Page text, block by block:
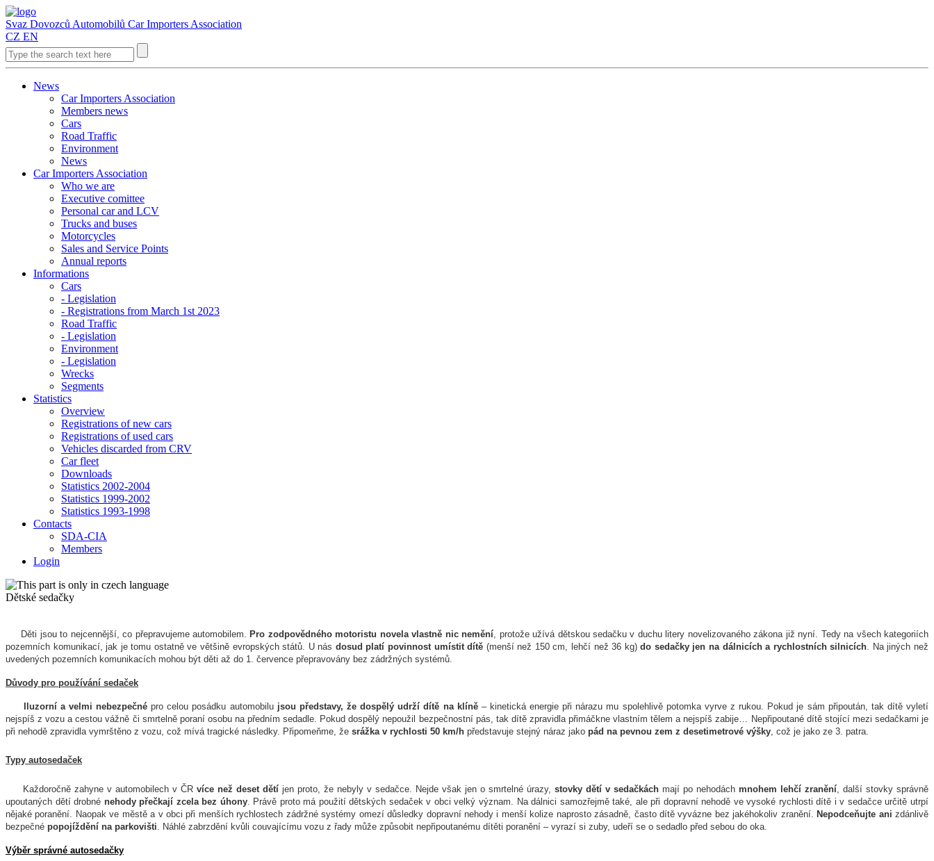
Svaz Dovozců Automobilů Car Importers Association
CZ EN
News
Car Importers Association
Members news
Cars
Road Traffic
Environment
News
Car Importers Association
Who we are
Executive comittee
Personal car and LCV
Trucks and buses
Motorcycles
Sales and Service Points
Annual reports
Informations
Cars
- Legislation
- Registrations from March 1st 2023
Road Traffic
- Legislation
Environment
- Legislation
Wrecks
Segments
Statistics
Overview
Registrations of new cars
Registrations of used cars
Vehicles discarded from CRV
Car fleet
Downloads
Statistics 2002-2004
Statistics 1999-2002
Statistics 1993-1998
Contacts
SDA-CIA
Members
Login
Dětské sedačky
Děti jsou to nejcennější, co přepravujeme automobilem. Pro zodpovědného motoristu novela vlastně nic nemění, protože užívá dětskou sedačku v duchu litery novelizovaného zákona již nyní. Tedy na všech kategoriích
pozemních komunikací, jak je tomu ostatně ve většině evropských států. U nás dosud platí povinnost umístit dítě (menší než 150 cm, lehčí než 36 kg)do sedačky jen na dálnicích a rychlostních silnicích. Na jiných než
uvedených pozemních komunikacích mohou být děti až do 1. července přepravovány bez zádržných systémů.
Důvody pro používání sedaček
Iluzorní a velmi nebezpečné pro celou posádku automobilu jsou představy, že dospělý udrží dítě na klíně– kinetická energie při nárazu mu spolehlivě potomka vyrve z rukou. Pokud je sám připoután, tak dítě vyletí
nejspíš z vozu a cestou vážně či smrtelně poraní osobu na předním sedadle. Pokud dospělý nepoužil bezpečnostní pás, tak dítě zpravidla přimáčkne vlastním tělem a nejspíš zabije… Nepřipoutané dítě stojící mezi sedačkami je
při nehodě zpravidla vymrštěno z vozu, což mívá tragické následky. Připomeňme, že srážka v rychlosti 50 km/h představuje stejný náraz jako pád na pevnou zem z desetimetrové výšky, což je jako ze 3. patra.
Typy autosedaček
Každoročně zahyne v automobilech v ČR více než deset dětí jen proto, že nebyly v sedačce. Nejde však jen o smrtelné úrazy, stovky dětí v sedačkách mají po nehodách mnohem lehčí zranění , další stovky správně
upoutaných dětí drobné nehody přečkají zcela bez úhony. Právě proto má použití dětských sedaček v obci velký význam. Na dálnici samozřejmě také, ale při dopravní nehodě ve vysoké rychlosti dítě i v sedačce určitě utrpí
nějaké poranění. Naopak ve městě a v obci při menších rychlostech zádržné systémy omezí důsledky dopravní nehody i menší kolize naprosto zásadně, často dítě vyvázne bez jakéhokoliv zranění.
Nepodceňujte ani zdánlivě
bezpečné popojíždění na parkovišti . Náhlé zabrzdění kvůli couvajícímu vozu z řady může způsobit nepřipoutanému dítěti poranění – vyrazí si zuby, udeří se o sedadlo před sebou do oka.
Výběr správné autosedačky